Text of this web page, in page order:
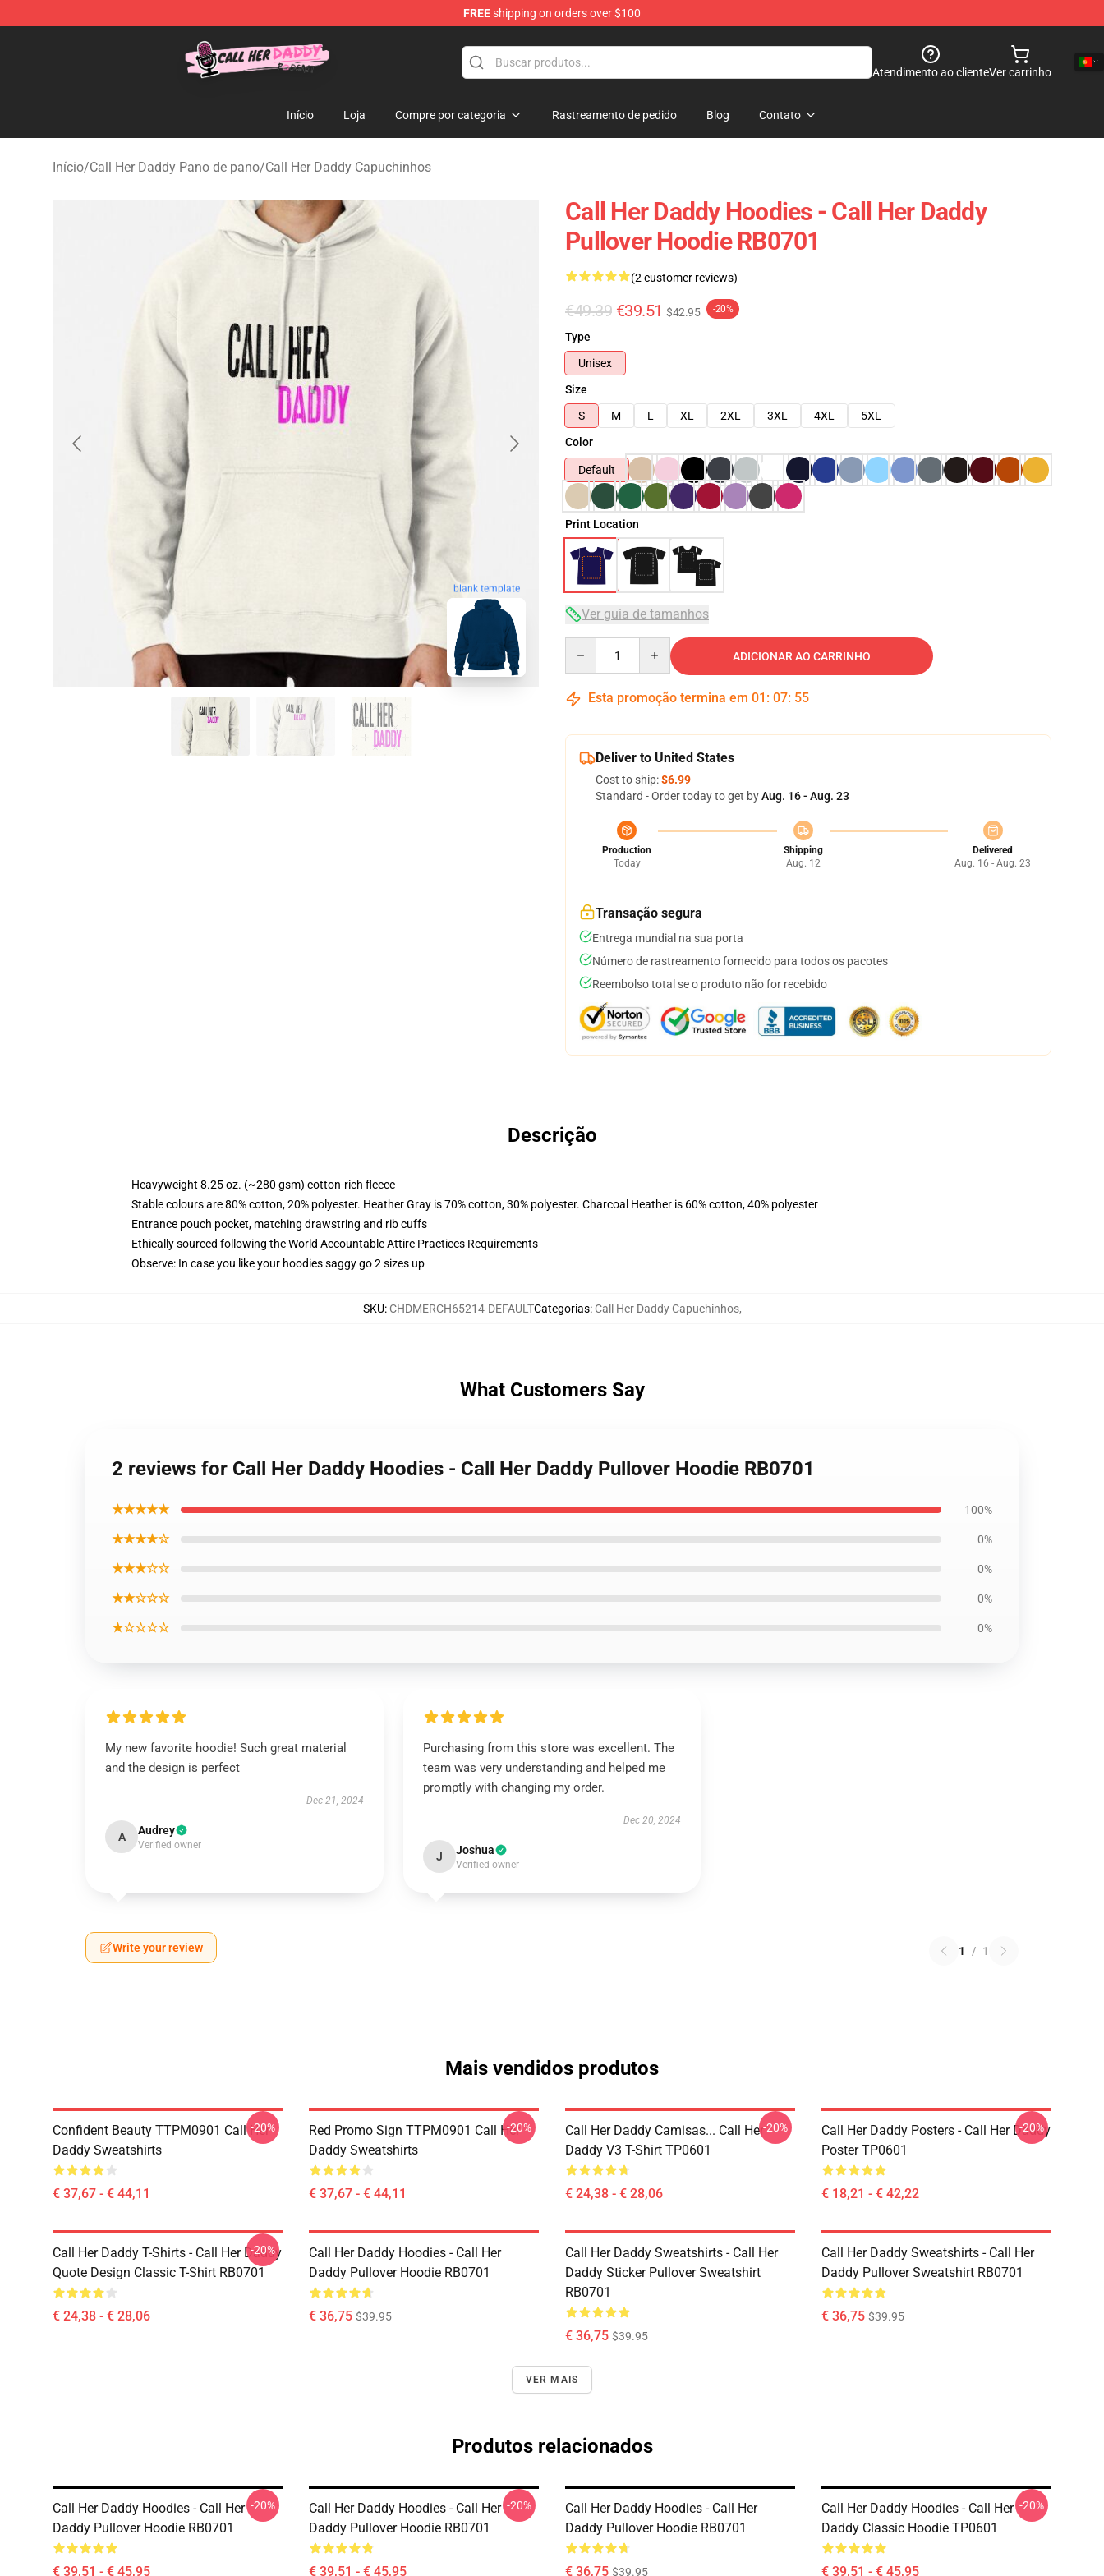
FREEshipping on orders over $100
Call Her Daddy Store - Official Call Her Daddy Merchandise Shop
Atendimento ao clienteVer carrinho
Início Loja Compre por categoria Rastreamento de pedido Blog Contato
Início/Call Her Daddy Pano de pano/Call Her Daddy Capuchinhos
blank template
Call Her Daddy Hoodies - Call Her Daddy
Pullover Hoodie RB0701
(2 customer reviews)
€49.39 €39.51 $42.95 -20%
Type
Unisex
Size
S
M L XL 2XL 3XL 4XL
5XL
Color
Default
Print Location
Ver guia de tamanhos
ADICIONAR AO CARRINHO
Esta promoção termina em 01 : 07: 54
Deliver to United States
Cost to ship:$6.99
Standard - Order today to get byAug. 16 - Aug. 23
Production
Today
Shipping
Aug. 12
Delivered
Aug. 16 - Aug. 23
Transação segura
Entrega mundial na sua porta
Número de rastreamento fornecido para todos os pacotes
Reembolso total se o produto não for recebido
Descrição
Heavyweight 8.25 oz. (~280 gsm) cotton-rich fleece
Stable colours are 80% cotton, 20% polyester. Heather Gray is 70% cotton, 30% polyester. Charcoal Heather is 60% cotton, 40% polyester
Entrance pouch pocket, matching drawstring and rib cuffs
Ethically sourced following the World Accountable Attire Practices Requirements
Observe: In case you like your hoodies saggy go 2 sizes up
SKU: CHDMERCH65214-DEFAULTCategorias: Call Her Daddy Capuchinhos,
What Customers Say
2 reviews for Call Her Daddy Hoodies - Call Her Daddy Pullover Hoodie RB0701
★★★★★ 100%
★★★★☆ 0%
★★★☆☆ 0%
★★☆☆☆ 0%
★☆☆☆☆ 0%
My new favorite hoodie! Such great material
and the design is perfect
Dec 21, 2024
A Audrey
Verified owner
Purchasing from this store was excellent. The
team was very understanding and helped me
promptly with changing my order.
Dec 20, 2024
J Joshua
Verified owner
Write your review 1 / 1
Mais vendidos produtos
Confident Beauty TTPM0901 Call Her
Daddy Sweatshirts
€ 37,67 - € 44,11
-20%
Red Promo Sign TTPM0901 Call Her
Daddy Sweatshirts
€ 37,67 - € 44,11
-20%
Call Her Daddy Camisas... Call Her
Daddy V3 T-Shirt TP0601
€ 24,38 - € 28,06
-20%
Call Her Daddy Posters - Call Her Daddy
Poster TP0601
€ 18,21 - € 42,22
-20%
Call Her Daddy T-Shirts - Call Her Daddy
Quote Design Classic T-Shirt RB0701
€ 24,38 - € 28,06
-20%
Call Her Daddy Hoodies - Call Her
Daddy Pullover Hoodie RB0701
€ 36,75 $39.95
Call Her Daddy Sweatshirts - Call Her
Daddy Sticker Pullover Sweatshirt
RB0701
€ 36,75 $39.95
Call Her Daddy Sweatshirts - Call Her
Daddy Pullover Sweatshirt RB0701
€ 36,75 $39.95
VER MAIS
Produtos relacionados
Call Her Daddy Hoodies - Call Her
Daddy Pullover Hoodie RB0701
€ 39,51 - € 45,95
-20%
Call Her Daddy Hoodies - Call Her
Daddy Pullover Hoodie RB0701
€ 39,51 - € 45,95
-20%
Call Her Daddy Hoodies - Call Her
Daddy Pullover Hoodie RB0701
€ 36,75 $39.95
Call Her Daddy Hoodies - Call Her
Daddy Classic Hoodie TP0601
€ 39,51 - € 45,95
-20%